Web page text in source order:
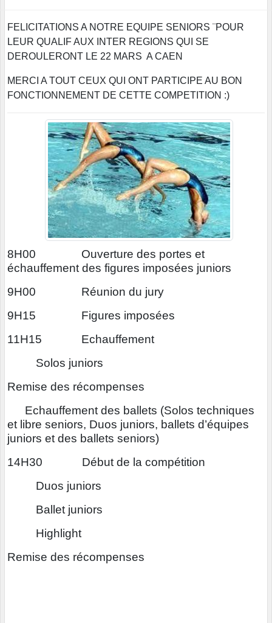
FELICITATIONS A NOTRE EQUIPE SENIORS ¨POUR
LEUR QUALIF AUX INTER REGIONS QUI SE
DEROULERONT LE 22 MARS A CAEN
MERCI A TOUT CEUX QUI ONT PARTICIPE AU BON
FONCTIONNEMENT DE CETTE COMPETITION :)
8H00 Ouverture des portes et
échauffement des figures imposées juniors
9H00 Réunion du jury
9H15 Figures imposées
11H15 Echauffement
Solos juniors
Remise des récompenses
des ballets (Solos techniques
et libre seniors, Duos juniors, ballets d’équipes
juniors et des ballets seniors)
14H30 Début de la compétition
Duos juniors
Ballet juniors
Highlight
Remise des récompenses